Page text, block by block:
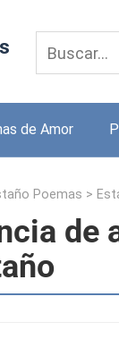
de Amor
Poemas >
de